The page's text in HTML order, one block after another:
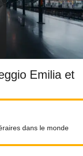
Emilia et
dans le monde